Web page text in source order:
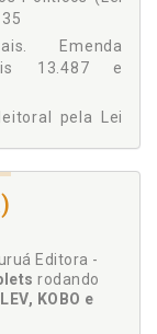
FUSÃO, p. 38
DO
p. 38
DE
p. 43
GARANTIR DA
IMÓVEIS,
45
NOS
DA
Emenda
13.487 e
pela Lei
da maior
política,
imóveis,
em sede de
partidários,
Editora -
rodando
KOBO e